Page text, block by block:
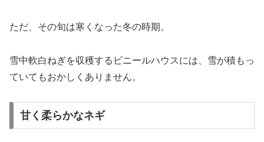
ただ、その旬は寒くなった冬の時期。
雪中軟白ねぎを収穫するビニールハウスには、雪が積もっ
ていてもおかしくありません。
甘く柔らかなネギ